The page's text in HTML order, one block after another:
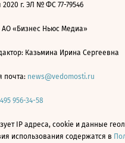
2020 г. ЭЛ № ФС 77-79546
АО «Бизнес Ньюс Медиа»
Казьмина Ирина Сергеевна
почта: news@vedomosti.ru
495 956-34-58
IP адреса, cookie и данные
использования содержатся в